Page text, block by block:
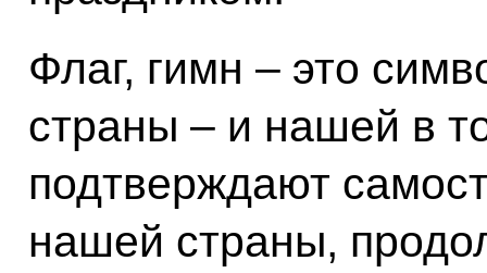
Флаг, гимн – это
страны – и нашей в
подтверждают
нашей страны,